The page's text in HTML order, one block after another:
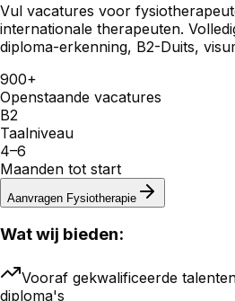
Vul vacatures voor
internationale therapeuten.
diploma-erkenning, B2-Duits,
900+
Openstaande vacatures
B2
Taalniveau
4–6
Maanden tot start
Aanvragen Fysiotherapie
Wat wij bieden:
Vooraf gekwalificeerde
diploma's